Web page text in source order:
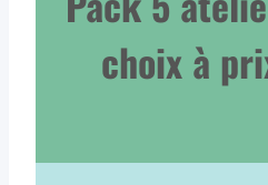
choix à